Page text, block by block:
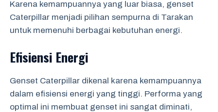
Karena kemampuannya yang luar biasa, genset
Caterpillar menjadi pilihan sempurna di Tarakan
untuk memenuhi berbagai kebutuhan energi.
Efisiensi Energi
Genset Caterpillar dikenal karena kemampuannya
dalam efisiensi energi yang tinggi. Performa yang
optimal ini membuat genset ini sangat diminati,